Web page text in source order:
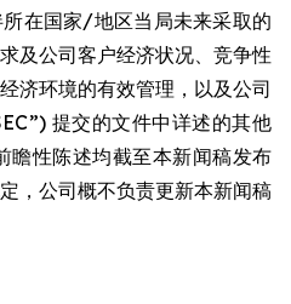
在国家/地区当局未来采取的
及公司客户经济状况、竞争性
济环境的有效管理，以及公司
提交的文件中详述的其他
瞻性陈述均截至本新闻稿发布
，公司概不负责更新本新闻稿